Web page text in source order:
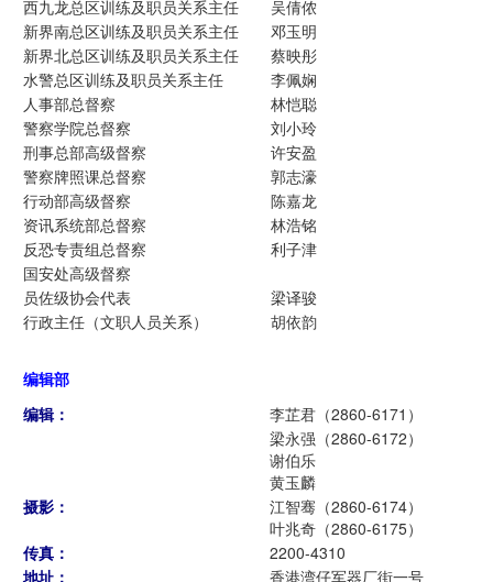
西九龙总区训练及职员关系主任
吴倩侬
新界南总区训练及职员关系主任
邓玉明
新界北总区训练及职员关系主任
蔡映彤
水警总区训练及职员关系主任
李佩娴
人事部总督察
林恺聪
警察学院总督察
刘小玲
刑事总部高级督察
许安盈
警察牌照课总督察
郭志濠
行动部高级督察
陈嘉龙
资讯系统部总督察
林浩铭
反恐专责组总督察
利子津
国安处高级督察
员佐级协会代表
梁译骏
行政主任（文职人员关系）
胡依韵
编辑部
编辑：
李芷君（2860-6171）
梁永强（2860-6172）
谢伯乐
黄玉麟
摄影：
江智骞（2860-6174）
叶兆奇（2860-6175）
传真：
2200-4310
地址：
香港湾仔军器厂街一号